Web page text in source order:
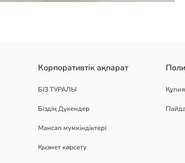
Корпоративтік ақпарат
БІЗ ТУРАЛЫ
Біздің Дүкендер
Мансап мүмкіндіктері
Қызмет көрсету